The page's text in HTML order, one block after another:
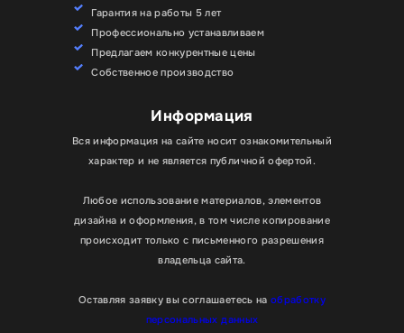
Гарантия на работы 5 лет
Профессионально устанавливаем
Предлагаем конкурентные цены
Собственное производство
Информация
Вся информация на сайте носит ознакомительный
характер и не является публичной офертой.
Любое использование материалов, элементов
дизайна и оформления, в том числе копирование
происходит только с письменного разрешения
владельца сайта.
Оставляя заявку вы соглашаетесь на обработку
персональных данных